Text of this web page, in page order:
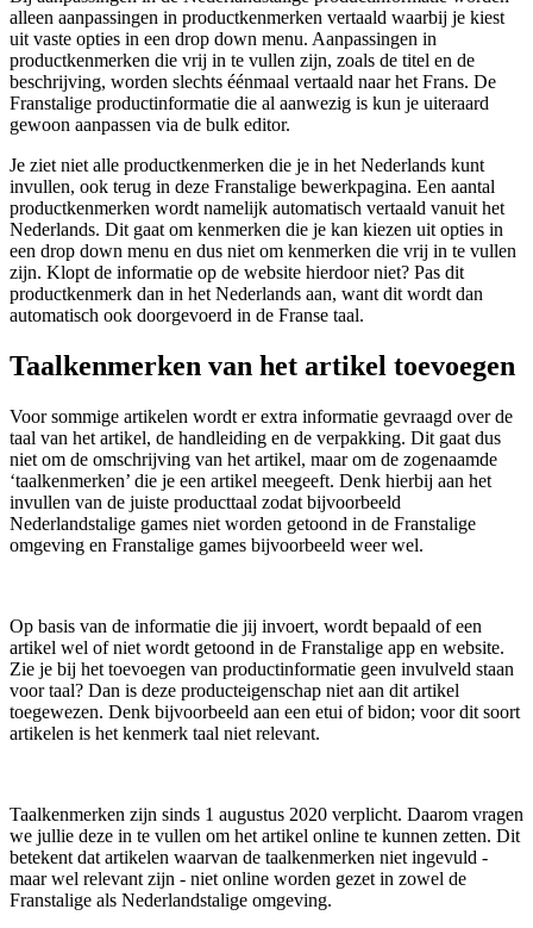
alleen aanpassingen in productkenmerken vertaald waarbij je kiest
uit vaste opties in een drop down menu. Aanpassingen in
productkenmerken die vrij in te vullen zijn, zoals de titel en de
beschrijving, worden slechts éénmaal vertaald naar het Frans. De
Franstalige productinformatie die al aanwezig is kun je uiteraard
gewoon aanpassen via de bulk editor.
Je ziet niet alle productkenmerken die je in het Nederlands kunt
invullen, ook terug in deze Franstalige bewerkpagina. Een aantal
productkenmerken wordt namelijk automatisch vertaald vanuit het
Nederlands. Dit gaat om kenmerken die je kan kiezen uit opties in
een drop down menu en dus niet om kenmerken die vrij in te vullen
zijn. Klopt de informatie op de website hierdoor niet? Pas dit
productkenmerk dan in het Nederlands aan, want dit wordt dan
automatisch ook doorgevoerd in de Franse taal.
Taalkenmerken van het artikel toevoegen
Voor sommige artikelen wordt er extra informatie gevraagd over de
taal van het artikel, de handleiding en de verpakking. Dit gaat dus
niet om de omschrijving van het artikel, maar om de zogenaamde
‘taalkenmerken’ die je een artikel meegeeft. Denk hierbij aan het
invullen van de juiste producttaal zodat bijvoorbeeld
Nederlandstalige games niet worden getoond in de Franstalige
omgeving en Franstalige games bijvoorbeeld weer wel.
Op basis van de informatie die jij invoert, wordt bepaald of een
artikel wel of niet wordt getoond in de Franstalige app en website.
Zie je bij het toevoegen van productinformatie geen invulveld staan
voor taal? Dan is deze producteigenschap niet aan dit artikel
toegewezen. Denk bijvoorbeeld aan een etui of bidon; voor dit soort
artikelen is het kenmerk taal niet relevant.
Taalkenmerken zijn sinds 1 augustus 2020 verplicht. Daarom vragen
we jullie deze in te vullen om het artikel online te kunnen zetten. Dit
betekent dat artikelen waarvan de taalkenmerken niet ingevuld -
maar wel relevant zijn - niet online worden gezet in zowel de
Franstalige als Nederlandstalige omgeving.